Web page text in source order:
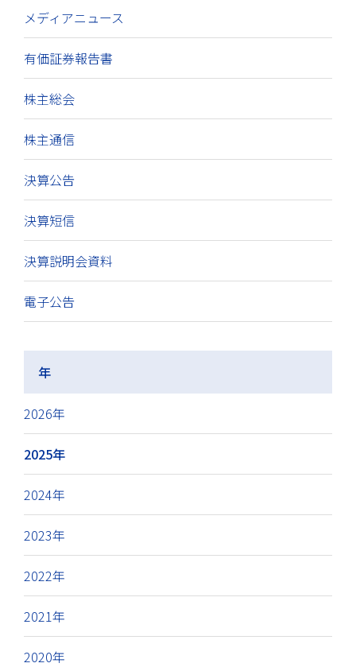
メディアニュース
有価証券報告書
株主総会
株主通信
決算公告
決算短信
決算説明会資料
電子公告
年
2026年
2025年
2024年
2023年
2022年
2021年
2020年